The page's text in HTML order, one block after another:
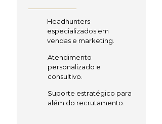
Headhunters
especializados em
vendas e marketing.
Atendimento
personalizado e
consultivo.
Suporte estratégico para
além do recrutamento.